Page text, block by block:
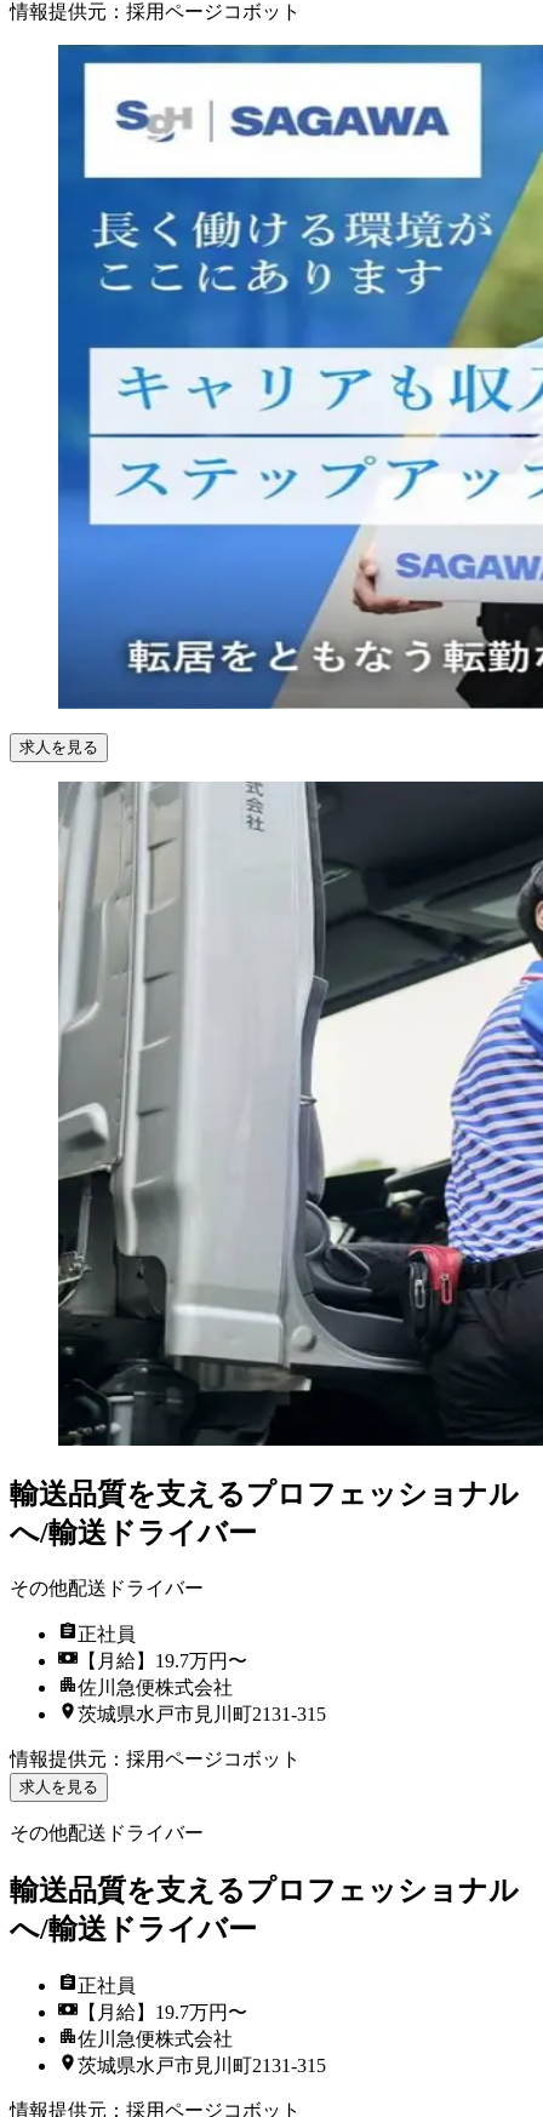
情報提供元 ： 採用ページコボット
求人を見る
輸送品質を支えるプロフェッショナル
へ/輸送ドライバー
その他配送ドライバー
正社員
【月給】19.7万円〜
佐川急便株式会社
茨城県水戸市見川町2131-315
情報提供元 ： 採用ページコボット
求人を見る
その他配送ドライバー
輸送品質を支えるプロフェッショナル
へ/輸送ドライバー
正社員
【月給】19.7万円〜
佐川急便株式会社
茨城県水戸市見川町2131-315
情報提供元 ： 採用ページコボット